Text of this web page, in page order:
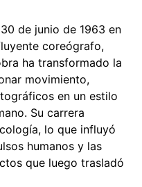
de junio de 1963 en
coreógrafo,
ha transformado la
movimiento,
en un estilo
Su carrera
lo que influyó
humanos y las
que luego trasladó